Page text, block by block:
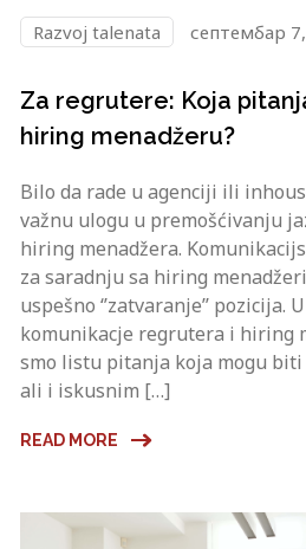
Razvoj talenata септембар
Za regrutere: Koja
hiring menadžeru?
Bilo da rade u agenciji ili
važnu ulogu u premošćivanju
hiring menadžera.
za saradnju sa hiring
uspešno ‘’zatvaranje’’
komunikacje regrutera i hiring
smo listu pitanja koja mogu
ali i iskusnim […]
READ MORE